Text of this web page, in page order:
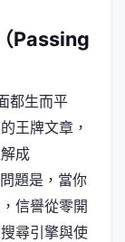
Passing
都生而平
王牌文章，
成
題是，當你
信譽從零開
尋引擎與使